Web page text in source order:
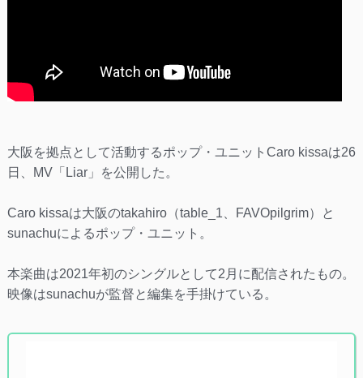
大阪を拠点として活動するポップ・ユニットCaro kissaは26
日、MV「Liar」を公開した。
Caro kissaは大阪のtakahiro（table_1、FAVOpilgrim）と
sunachuによるポップ・ユニット。
本楽曲は2021年初のシングルとして2月に配信されたもの。
映像はsunachuが監督と編集を手掛けている。